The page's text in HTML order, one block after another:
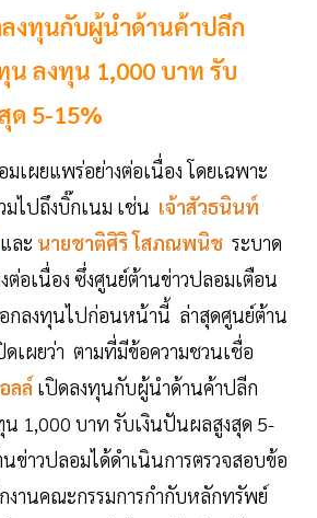
ลงทุนกับผู้นำด้านค้าปลีก
น ลงทุน 1,000 บาท รับ
ด 5-15%
เผยแพร่อย่างต่อเนื่อง โดยเฉพาะ
ไปถึงบิ๊กเนม เช่น เจ้าสัวธนินท์
และ นายชาติศิริ โสภณพนิช ระบาด
ต่อเนื่อง ซึ่งศูนย์ต้านข่าวปลอมเตือน
อกลงทุนไปก่อนหน้านี้ ล่าสุดศูนย์ต้าน
เผยว่า ตามที่มีข้อความชวนเชื่อ
ลล์ เปิดลงทุนกับผู้นำด้านค้าปลีก
1,000 บาท รับเงินปันผลสูงสุด 5-
ข่าวปลอมได้ดำเนินการตรวจสอบข้อ
งานคณะกรรมการกำกับหลักทรัพย์